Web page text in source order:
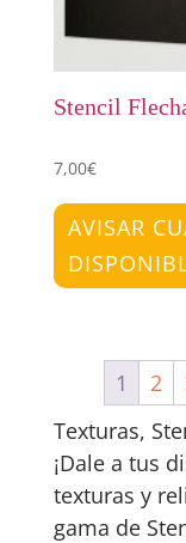
Stencil
7,00€
AVISAR
1 2
Texturas,
¡Dale a tus
texturas y
gama de